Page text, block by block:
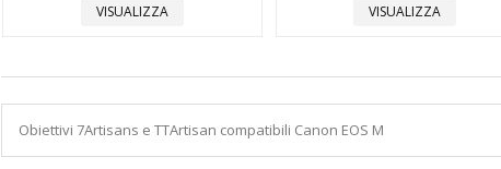
VISUALIZZA VISUALIZZA
Obiettivi 7Artisans e TTArtisan compatibili Canon EOS M